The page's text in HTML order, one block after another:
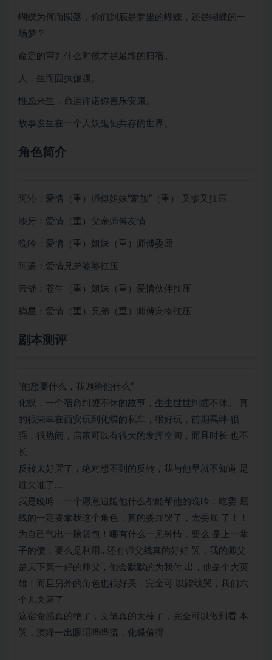
蝴蝶为何而陨落，你们到底是梦里的蝴蝶，还是蝴蝶的一
场梦？
命定的审判什么时候才是最终的归宿。
人，生而固执倔强。
惟愿来生，命运许诺你喜乐安康。
故事发生在一个人妖鬼仙共存的世界。
角色简介
阿沁：爱情（重）师傅姐妹“家族”（重） 又惨又扛压
漆牙：爱情（重）父亲师傅友情
晚吟：爱情（重）姐妹（重）师傅委屈
阿遥：爱情兄弟婆婆扛压
云舒：苍生（重）姐妹（重）爱情伙伴扛压
摘星：爱情（重）兄弟（重）师傅宠物扛压
剧本测评
“他想要什么，我遍给他什么”
化蝶，一个宿命纠缠不休的故事，生生世世纠缠不休。 真
的很荣幸在西安玩到化蝶的私车，很好玩，前期羁绊 很
强，很热闹，店家可以有很大的发挥空间，而且时长 也不
长
反转太好哭了，绝对想不到的反转，我与他早就不知道 是
谁欠谁了.…
我是晚吟，一个愿意追随他什么都能帮他的晚吟，吃委 屈
线的一定要拿我这个角色，真的委屈哭了，太委屈 了！！
为自己气出一脑袋包！哪有什么一见钟情，要么 是上一辈
子的债，要么是利用…还有师父线真的好好 哭，我的师父
是天下第一好的师父，他会默默的为我付 出，他是个大英
雄！而且另外的角色也很好哭，完全可 以蹭线哭，我们六
个儿哭麻了
这宿命感真的绝了，文笔真的太棒了，完全可以做到看 本
哭，演绎一出眼泪哗哗流，化蝶值得